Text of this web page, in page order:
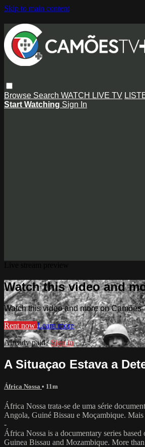
Skip to main content
Browse Search WATCH LIVE TV
Start Watching Sign In
Watch this video and
Watch this video and more on
Rent now Learn more
Already paid?Sign in
A Situaçao Estava a
África Nossa • 11m
África Nossa trata-se de uma série
Angola, Guiné Bissau e Moçambique. Mais
-
África Nossa is a documentary series
Guinea Bissau and Mozambique. More